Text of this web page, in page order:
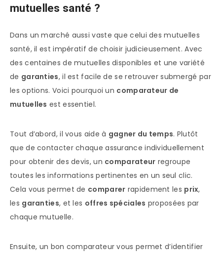
mutuelles santé ?
Dans un marché aussi vaste que celui des mutuelles
santé, il est impératif de choisir judicieusement. Avec
des centaines de mutuelles disponibles et une variété
de garanties, il est facile de se retrouver submergé par
les options. Voici pourquoi un comparateur de
mutuelles est essentiel.
Tout d’abord, il vous aide à gagner du temps. Plutôt
que de contacter chaque assurance individuellement
pour obtenir des devis, un comparateur regroupe
toutes les informations pertinentes en un seul clic.
Cela vous permet de comparer rapidement les prix,
les garanties, et les offres spéciales proposées par
chaque mutuelle.
Ensuite, un bon comparateur vous permet d’identifier